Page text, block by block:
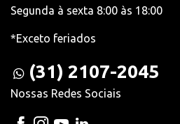
Segunda à sexta 8:00 às 18:00
*Exceto feriados
(31) 2107-2045
Nossas Redes Sociais